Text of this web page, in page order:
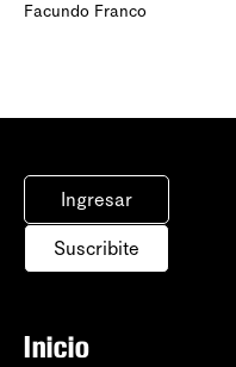
Facundo Franco
Ingresar
Suscribite
Inicio